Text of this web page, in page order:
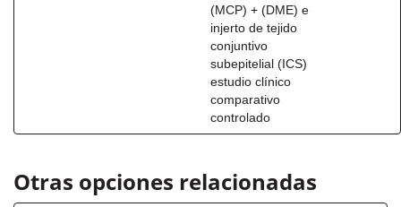
(MCP) + (DME) e
injerto de tejido
conjuntivo
subepitelial (ICS)
estudio clínico
comparativo
controlado
Otras opciones relacionadas